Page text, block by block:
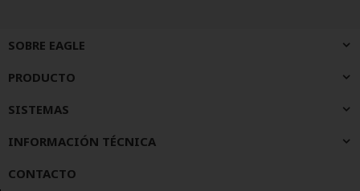
SOBRE EAGLE
PRODUCTO
SISTEMAS
INFORMACIÓN TÉCNICA
CONTACTO